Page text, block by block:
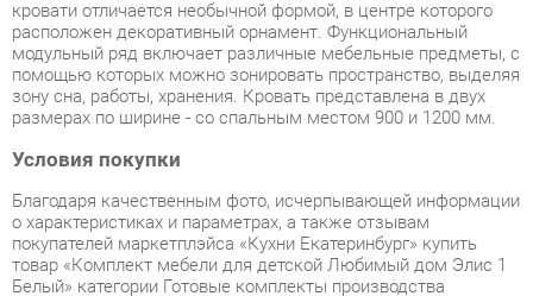
зону сна, работы, хранения. Кровать представлена в двух
размерах по ширине - со спальным местом 900 и 1200 мм.
Условия покупки
Благодаря качественным фото, исчерпывающей информации
покупателей маркетплэйса «Кухни Екатеринбург» купить
Белый» категории Готовые комплекты производства
Любимый дом с доставкой из Екатеринбурга по цене со
скидкой и гарантией от производителя не составит труда.
Мы отправляем заказы в доставку ежедневно. Товары из